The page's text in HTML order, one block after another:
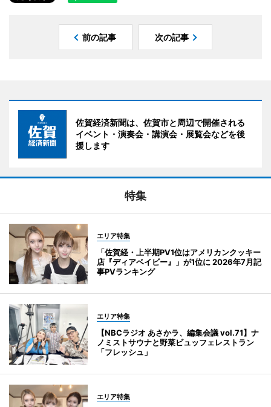
前の記事 次の記事
佐賀経済新聞は、佐賀市と周辺で開催される
イベント・演奏会・講演会・展覧会などを後
援します
特集
エリア特集
「佐賀経・上半期PV1位はアメリカンクッキー
店『ディアベイビー』」が1位に 2026年7月記
事PVランキング
エリア特集
【NBCラジオ あさかラ、編集会議 vol.71】ナ
ノミストサウナと野菜ビュッフェレストラン
「フレッシュ」
エリア特集